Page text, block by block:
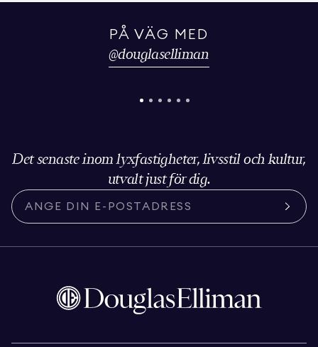
PÅ VÄG MED
@douglaselliman
Det senaste inom lyxfastigheter, livsstil och kultur,
utvalt just för dig.